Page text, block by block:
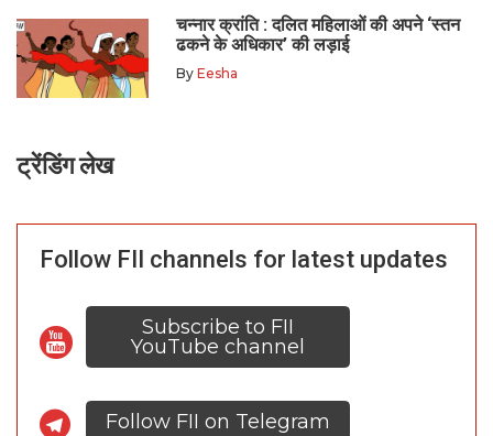
चन्नार क्रांति : दलित महिलाओं की अपने ‘स्तन
ढकने के अधिकार’ की लड़ाई
By Eesha
ट्रेंडिंग लेख
Follow FII channels for latest updates
Subscribe to FII
YouTube channel
Follow FII on Telegram